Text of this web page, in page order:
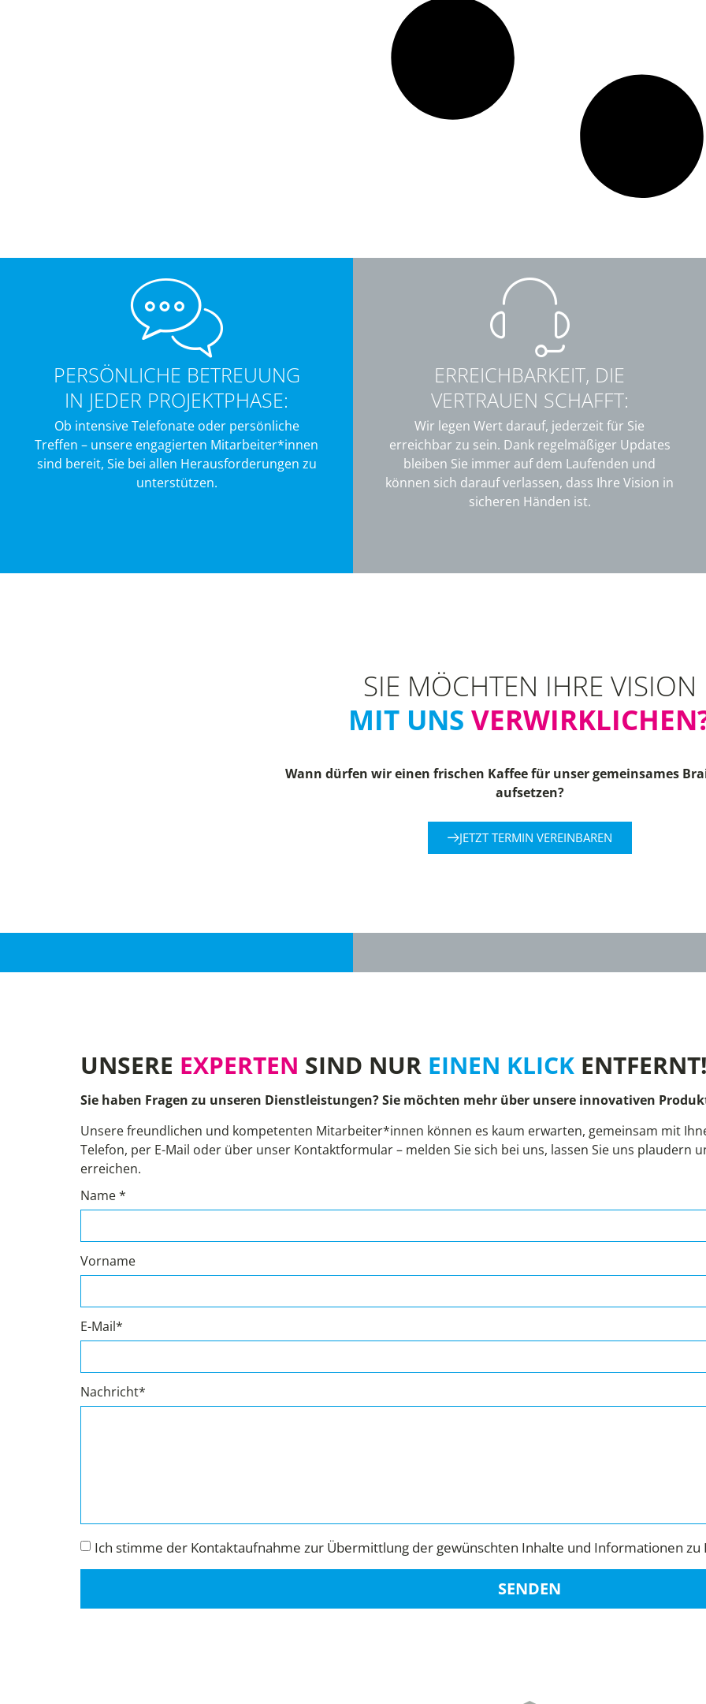
PERSÖNLICHE BETREUUNG
IN JEDER PROJEKTPHASE:
Ob intensive Telefonate oder persönliche
Treffen – unsere engagierten Mitarbeiter*innen
sind bereit, Sie bei allen Herausforderungen zu
unterstützen.
ERREICHBARKEIT, DIE
VERTRAUEN SCHAFFT:
Wir legen Wert darauf, jederzeit für Sie
erreichbar zu sein. Dank regelmäßiger Updates
bleiben Sie immer auf dem Laufenden und
können sich darauf verlassen, dass Ihre Vision in
sicheren Händen ist.
SIE MÖCHTEN IHRE VISION
MIT UNS
Wann dürfen wir einen frischen Kaffee für unser gemeinsames
aufsetzen?
JETZT TERMIN VEREINBAREN
UNSERE EXPERTEN SIND NUR EINEN KLICK ENTFERNT!
Sie haben Fragen zu unseren Dienstleistungen? Sie möchten mehr über unsere innovativen
Unsere freundlichen und kompetenten Mitarbeiter*innen können es kaum erwarten, gemeinsam mit
Telefon, per E-Mail oder über unser Kontaktformular – melden Sie sich bei uns, lassen Sie uns plaudern
erreichen.
Name *
Vorname
E-Mail*
Nachricht*
Ich stimme der Kontaktaufnahme zur Übermittlung der gewünschten Inhalte und Informationen zu
SENDEN